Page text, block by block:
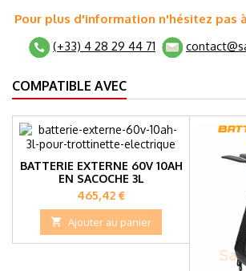
Pour plus d'information n'hésitez pas
(+33) 4 28 29 44 71
COMPATIBLE AVEC
BATTERIE EXTERNE 60V 10AH
EN SACOCHE 3L
Prix
465,42 €
 Ajouter au panier